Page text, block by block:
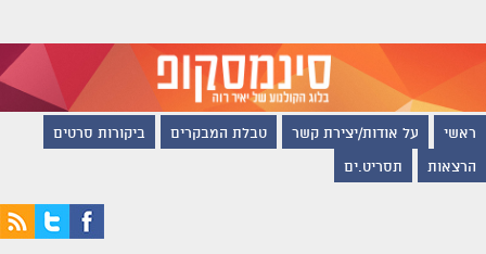
ראשי על אודות/יצירת קשר טבלת המבקרים ביקורות סרטים
הרצאות תסריט.ים